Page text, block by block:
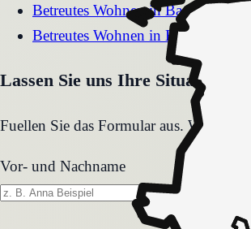
Betreutes WohneninBad Muskau
Betreutes Wohnen in Bad Lausick
Lassen Sie uns Ihre Situation
Fuellen Sie das Formular aus. Wir
Vor- und Nachname